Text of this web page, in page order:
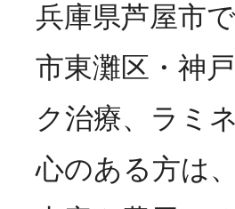
兵庫県芦屋市
市東灘区・神
ク治療、ラミ
心のある方は